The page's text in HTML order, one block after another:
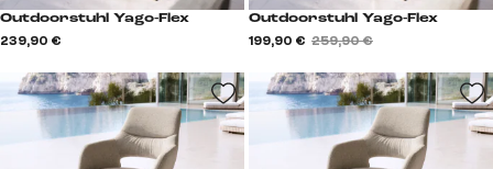
Outdoorstuhl Yago-Flex
239,90 €
Outdoorstuhl Yago-Flex
199,90 € 259,90 €